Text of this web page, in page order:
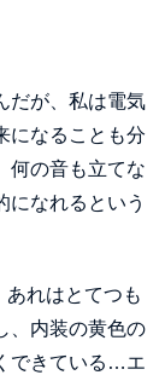
だが、私は電気
になることも分
何の音も立てな
になれるという
あれはとてつも
、内装の黄色の
できている…エ